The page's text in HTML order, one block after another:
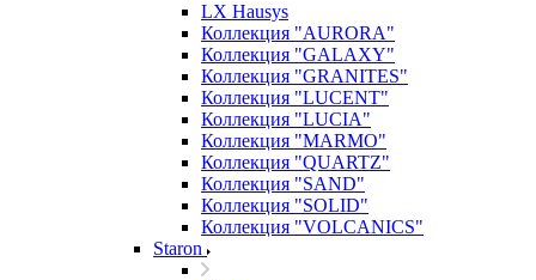
LX Hausys
Коллекция "AURORA"
Коллекция "GALAXY"
Коллекция "GRANITES"
Коллекция "LUCENT"
Коллекция "LUCIA"
Коллекция "MARMO"
Коллекция "QUARTZ"
Коллекция "SAND"
Коллекция "SOLID"
Коллекция "VOLCANICS"
Staron